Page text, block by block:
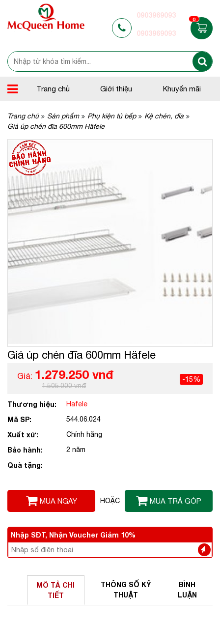
0903969093
0903969093
0
Trang chủ Giới thiệu Khuyến mãi
Trang chủ Sản phẩm Phụ kiện tủ bếp
Kệ chén, dĩa
Giá úp chén đĩa 600mm Häfele
Giá úp chén đĩa 600mm Häfele
Giá: 1.279.250 vnđ
1.505.000 vnđ
-15%
Thương hiệu: Hafele
Mã SP: 544.06.024
Xuất xứ: Chính hãng
Bảo hành: 2 năm
Quà tặng:
MUA NGAY HOẶC MUA TRẢ GÓP
Nhập SĐT, Nhận Voucher Giảm 10%
MÔ TẢ CHI
TIẾT
THÔNG SỐ KỸ
THUẬT
BÌNH
LUẬN